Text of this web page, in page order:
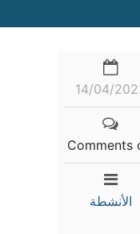
14/04/
Comments
الأنشطة